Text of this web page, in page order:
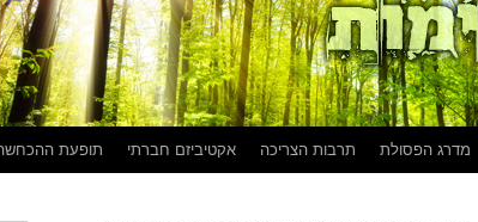
מדרג הפסולת תרבות הצריכה אקטיביזם חברתי תופעת